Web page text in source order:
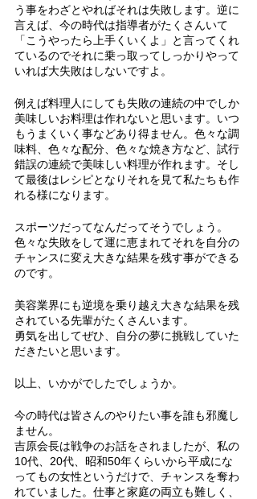
う事をわざとやればそれは失敗します。逆に
言えば、今の時代は指導者がたくさんいて
「こうやったら上手くいくよ」と言ってくれ
ているのでそれに乗っ取ってしっかりやって
いれば大失敗はしないですよ。
例えば料理人にしても失敗の連続の中でしか
美味しいお料理は作れないと思います。いつ
もうまくいく事などあり得ません。色々な調
味料、色々な配分、色々な焼き方など、試行
錯誤の連続で美味しい料理が作れます。そし
て最後はレシピとなりそれを見て私たちも作
れる様になります。
スポーツだってなんだってそうでしょう。
色々な失敗をして運に恵まれてそれを自分の
チャンスに変え大きな結果を残す事ができる
のです。
美容業界にも逆境を乗り越え大きな結果を残
されている先輩がたくさんいます。
勇気を出してぜひ、自分の夢に挑戦していた
だきたいと思います。
以上、いかがでしたでしょうか。
今の時代は皆さんのやりたい事を誰も邪魔し
ません。
吉原会長は戦争のお話をされましたが、私の
10代、20代、昭和50年くらいから平成にな
ってもの女性というだけで、チャンスを奪わ
れていました。仕事と家庭の両立も難しく、